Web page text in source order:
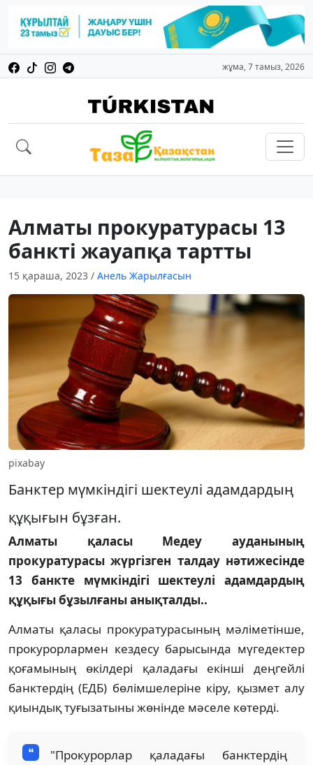
жұма, 7 тамыз, 2026
Алматы прокуратурасы 13
банкті жауапқа тартты
15 қараша, 2023 / Анель Жарылғасын
pixabay
Банктер мүмкіндігі шектеулі адамдардың
құқығын бұзған.
Алматы қаласы Медеу ауданының
прокуратурасы жүргізген талдау нәтижесінде
13 банкте мүмкіндігі шектеулі адамдардың
құқығы бұзылғаны анықталды..
Алматы қаласы прокуратурасының мәліметінше,
прокурорлармен кездесу барысында мүгедектер
қоғамының өкілдері қаладағы екінші деңгейлі
банктердің (ЕДБ) бөлімшелеріне кіру, қызмет алу
қиындық туғызатыны жөнінде мәселе көтерді.
"Прокурорлар қаладағы банктердің